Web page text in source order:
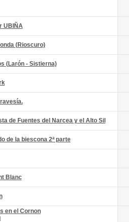
UBIÑA
(Rioscuro)
(Larón - Sistierna)
de Fuentes del Narcea y el Alto Sil
de la biescona 2ª parte
Blanc
en el Cornon
]